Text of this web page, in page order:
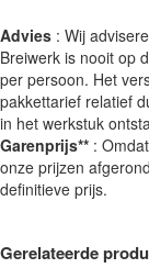
Advies : Wij
Breiwerk is nooit op
per persoon. Het
pakkettarief relatief
in het werkstuk
Garenprijs** :
onze prijzen
definitieve prijs.
Gerelateerde